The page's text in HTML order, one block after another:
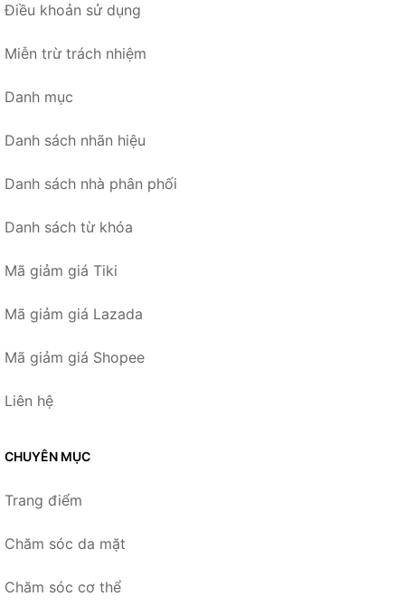
Điều khoản sử dụng
Miễn trừ trách nhiệm
Danh mục
Danh sách nhãn hiệu
Danh sách nhà phân phối
Danh sách từ khóa
Mã giảm giá Tiki
Mã giảm giá Lazada
Mã giảm giá Shopee
Liên hệ
CHUYÊN MỤC
Trang điểm
Chăm sóc da mặt
Chăm sóc cơ thể